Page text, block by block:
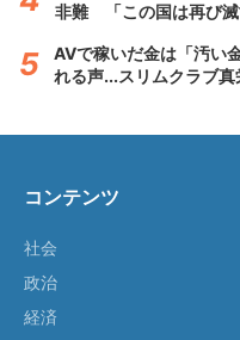
非難 「この国は再び滅
AVで稼いだ金は「汚い
れる声...スリムクラブ真
コンテンツ
社会
政治
経済